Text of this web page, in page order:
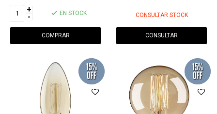
+
- EN STOCK CONSULTAR STOCK
CONSULTAR